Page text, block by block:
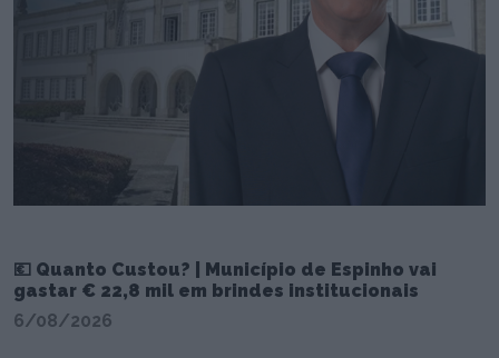
💶 Quanto Custou? | Município de Espinho vai
gastar € 22,8 mil em brindes institucionais
6/08/2026